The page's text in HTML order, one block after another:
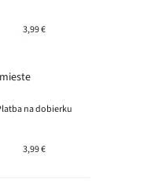
3,99 €
na dobierku
3,99 €